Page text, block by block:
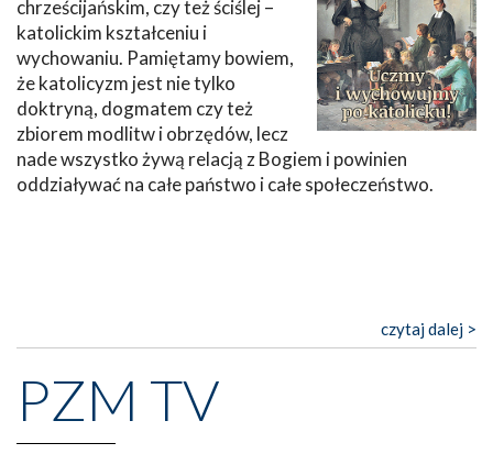
chrześcijańskim, czy też ściślej –
katolickim kształceniu i
wychowaniu. Pamiętamy bowiem,
że katolicyzm jest nie tylko
doktryną, dogmatem czy też
zbiorem modlitw i obrzędów, lecz
nade wszystko żywą relacją z Bogiem i powinien
oddziaływać na całe państwo i całe społeczeństwo.
czytaj dalej >
PZM TV